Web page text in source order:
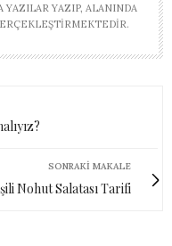
YAZIP, ALANINDA
SONRAKI MAKALE
Nohut Salatası Tarifi